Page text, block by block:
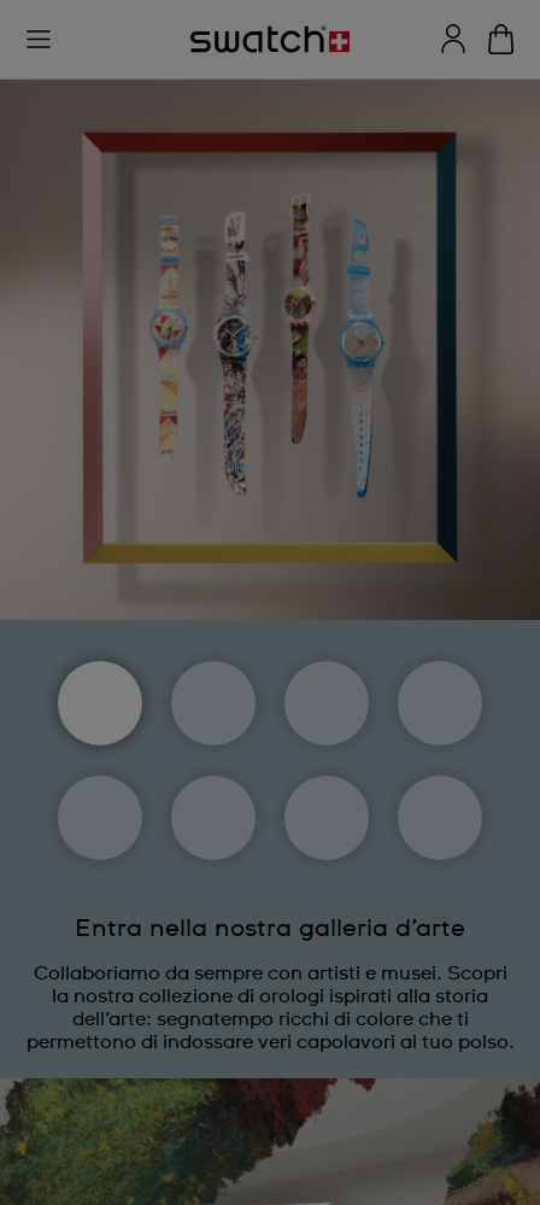
Entra nella nostra galleria d’arte
Collaboriamo da sempre con artisti e musei. Scopri
la nostra collezione di orologi ispirati alla storia
dell’arte: segnatempo ricchi di colore che ti
permettono di indossare veri capolavori al tuo polso.